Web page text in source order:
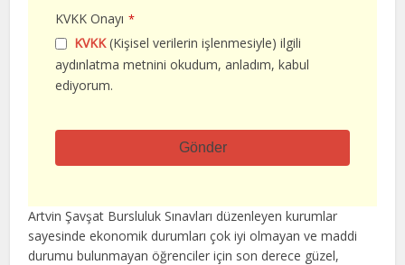
KVKK Onayı *
KVKK(Kişisel verilerin işlenmesiyle) ilgili
aydınlatma metnini okudum, anladım, kabul
ediyorum.
Gönder
alan
boş
bırakılmalıdır
Artvin Şavşat Bursluluk Sınavları düzenleyen kurumlar
sayesinde ekonomik durumları çok iyi olmayan ve maddi
durumu bulunmayan öğrenciler için son derece güzel,